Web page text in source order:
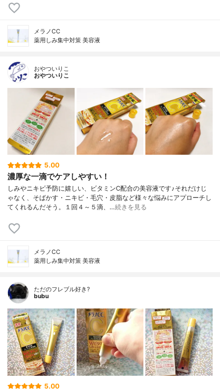
メラノCC
薬用しみ集中対策 美容液
おやついりこ
おやついりこ
5.00
濃厚な一滴でケアしやすい！
しみやニキビ予防に嬉しい、ビタミンC配合の美容液です♪それだけじ
ゃなく、そばかす・ニキビ・毛穴・皮脂など様々な悩みにアプローチし
てくれるんだそう。１回４～５滴、…続きを見る
メラノCC
薬用しみ集中対策 美容液
ただのフレブル好き?
bubu
5.00